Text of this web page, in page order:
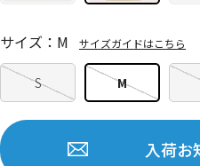
S M
サイズ：M サイズガイドはこちら
入荷お